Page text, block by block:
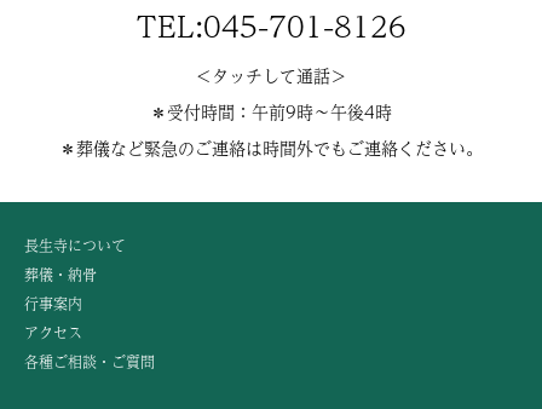
TEL:045-701-8126
＜タッチして通話＞
＊受付時間：午前9時〜午後4時
＊葬儀など緊急のご連絡は時間外でもご連絡ください。
長生寺について
葬儀・納骨
行事案内
アクセス
各種ご相談・ご質問